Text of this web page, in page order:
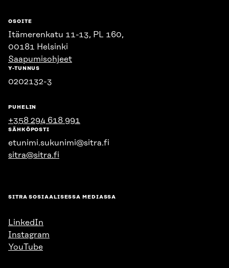
OSOITE
Itämerenkatu 11-13, PL 160,
00181 Helsinki
Saapumisohjeet
Y-TUNNUS
0202132-3
PUHELIN
+358 294 618 991
SÄHKÖPOSTI
etunimi.sukunimi@sitra.fi
sitra@sitra.fi
SITRA SOSIAALISESSA MEDIASSA
LinkedIn
Instagram
YouTube